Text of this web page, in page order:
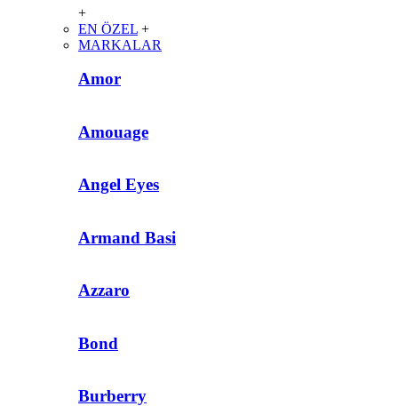
+
EN ÖZEL +
MARKALAR
Amor
Amouage
Angel Eyes
Armand Basi
Azzaro
Bond
Burberry